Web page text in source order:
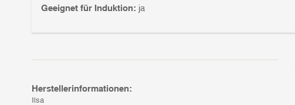
Geeignet für Induktion: ja
Herstellerinformationen:
Ilsa